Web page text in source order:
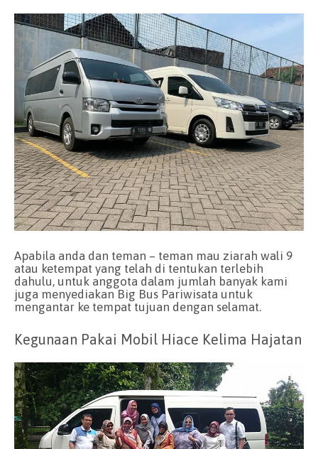
Apabila anda dan teman – teman mau ziarah wali 9
atau ketempat yang telah di tentukan terlebih
dahulu, untuk anggota dalam jumlah banyak kami
juga menyediakan Big Bus Pariwisata untuk
mengantar ke tempat tujuan dengan selamat.
Kegunaan Pakai Mobil Hiace Kelima Hajatan